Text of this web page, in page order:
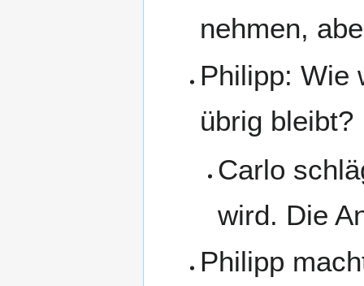
nehmen,
Philipp: Wie
übrig bleibt?
Carlo
wird. Die
Philipp